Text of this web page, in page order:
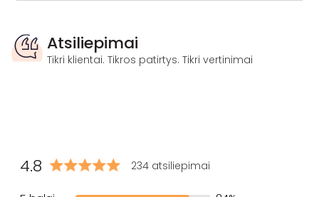
Atsiliepimai
Tikri klientai. Tikros patirtys. Tikri vertinimai
4.8 234 atsiliepimai